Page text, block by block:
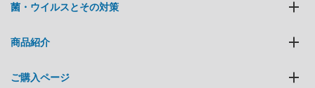
菌・ウイルスとその対策
商品紹介
ご購入ページ